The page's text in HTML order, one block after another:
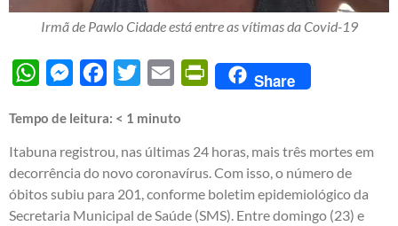
Irmã de Pawlo Cidade está entre as vítimas da Covid-19
WhatsAppMessengerFacebook
Twitter Email PrintFriendly
Share
Tempo de leitura: < 1 minuto
Itabuna registrou, nas últimas 24 horas, mais três mortes em
decorrência do novo coronavírus. Com isso, o número de
óbitos subiu para 201, conforme boletim epidemiológico da
Secretaria Municipal de Saúde (SMS). Entre domingo (23) e